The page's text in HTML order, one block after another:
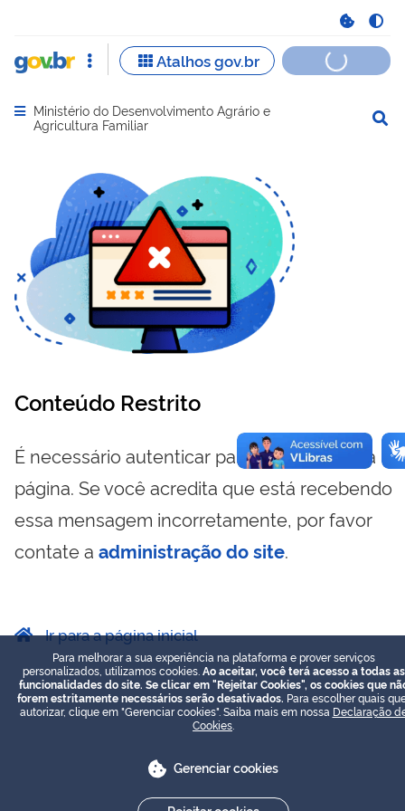
Abrir menu principal de navegação
Ministério do Desenvolvimento Agrário e
Agricultura Familiar
Conteúdo Restrito
É necessário autenticar para visualizar essa
página. Se você acredita que está recebendo
essa mensagem incorretamente, por favor
contate a administração do site.
Ir para a página inicial
Para melhorar a sua experiência na plataforma e prover serviços
personalizados, utilizamos cookies. Ao aceitar, você terá acesso a todas as
funcionalidades do site. Se clicar em "Rejeitar Cookies", os cookies que
forem estritamente necessários serão desativados. Para escolher quais
autorizar, clique em "Gerenciar cookies". Saiba mais em nossa Declaração
Cookies
Gerenciar cookies